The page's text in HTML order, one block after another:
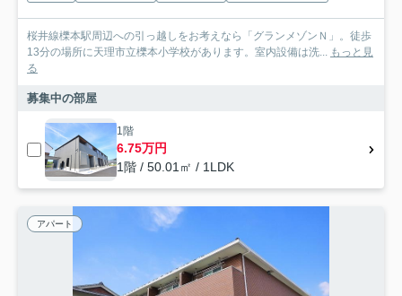
桜井線櫟本駅周辺への引っ越しをお考えなら「グランメゾンＮ」。徒歩
13分の場所に天理市立櫟本小学校があります。室内設備は洗... もっと見
る
募集中の部屋
1階
6.75万円
1階 / 50.01㎡ / 1LDK
アパート